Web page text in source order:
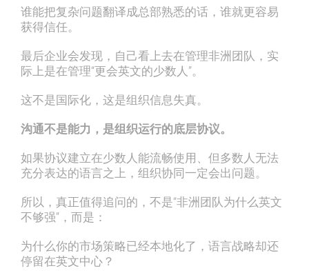
谁能把复杂问题翻译成总部熟悉的话，谁就更容易
获得信任。
最后企业会发现，自己看上去在管理非洲团队，实
际上是在管理“更会英文的少数人”。
这不是国际化，这是组织信息失真。
沟通不是能力，是组织运行的底层协议。
如果协议建立在少数人能流畅使用、但多数人无法
充分表达的语言之上，组织协同一定会出问题。
所以，真正值得追问的，不是“非洲团队为什么英文
不够强”，而是：
为什么你的市场策略已经本地化了，语言战略却还
停留在英文中心？